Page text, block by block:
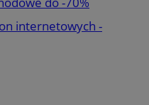
internetowych -